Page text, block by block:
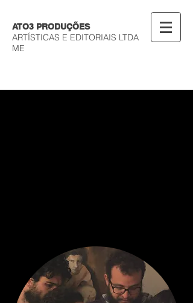
ATO3 PRODUÇÕES
ARTÍSTICAS E EDITORIAIS LTDA
ME